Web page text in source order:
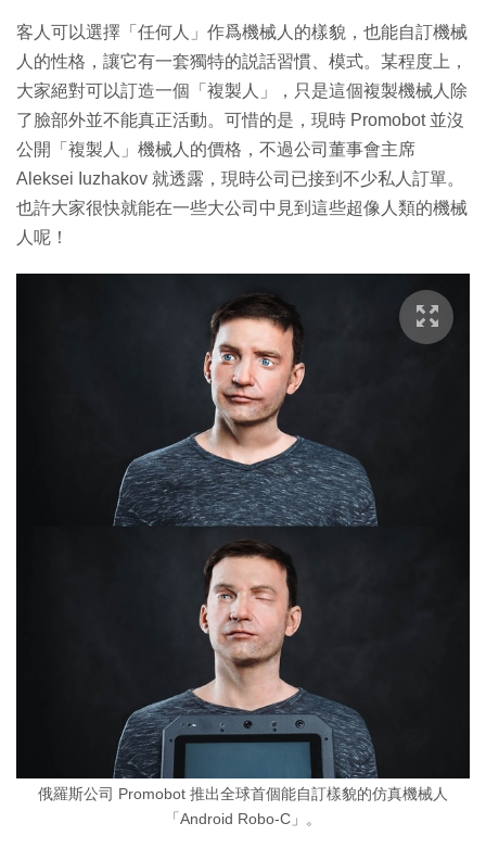
客人可以選擇「任何人」作爲機械人的樣貌，也能自訂機械
人的性格，讓它有一套獨特的説話習慣、模式。某程度上，
大家絕對可以訂造一個「複製人」，只是這個複製機械人除
了臉部外並不能真正活動。可惜的是，現時 Promobot 並沒
公開「複製人」機械人的價格，不過公司董事會主席
Aleksei Iuzhakov 就透露，現時公司已接到不少私人訂單。
也許大家很快就能在一些大公司中見到這些超像人類的機械
人呢！
俄羅斯公司 Promobot 推出全球首個能自訂樣貌的仿真機械人
「Android Robo-C」。